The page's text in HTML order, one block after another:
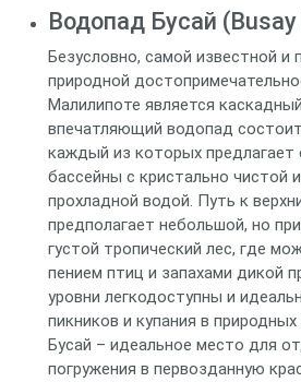
Водопад Бусай
Безусловно, самой известной и
природной
Малилипоте является
впечатляющий водопад
каждый из которых предлагает
бассейны с кристально чистой
прохладной водой. Путь к
предполагает небольшой, но
густой тропический лес, где
пением птиц и запахами дикой
уровни легкодоступны и
пикников и купания в
Бусай – идеальное место для
погружения в первозданную